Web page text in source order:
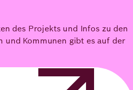
des Projekts und Infos zu den
und Kommunen gibt es auf der